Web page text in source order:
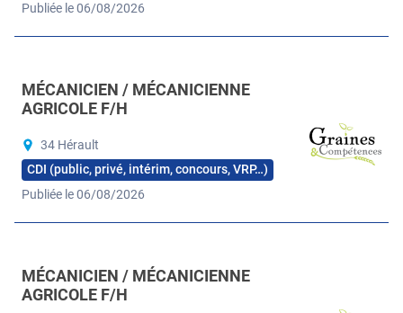
Publiée le 06/08/2026
MÉCANICIEN / MÉCANICIENNE
AGRICOLE F/H
34 Hérault
CDI (public, privé, intérim, concours, VRP…)
Publiée le 06/08/2026
MÉCANICIEN / MÉCANICIENNE
AGRICOLE F/H